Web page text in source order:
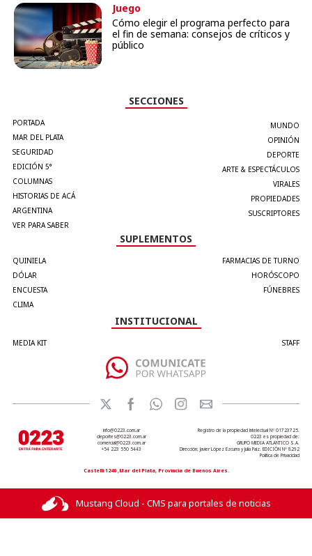
Juego
Cómo elegir el programa perfecto para
el fin de semana: consejos de críticos y
público
SECCIONES
PORTADA
MAR DEL PLATA
SEGURIDAD
EDICIÓN 5°
COLUMNAS
HISTORIAS DE ACÁ
ARGENTINA
VER PARA SABER
MUNDO
OPINIÓN
DEPORTE
ARTE & ESPECTÁCULOS
VIRALES
PROPIEDADES
SUSCRIPTORES
SUPLEMENTOS
QUINIELA
DÓLAR
ENCUESTA
CLIMA
FARMACIAS DE TURNO
HORÓSCOPO
FÚNEBRES
INSTITUCIONAL
MEDIA KIT STAFF
info@0223.com.ar
deportes@0223.com.ar
comercial@0223.com.ar
+54 223 550 5443
Registro de la propiedad intelectual Nº 01723725.
0223 es propiedad de:
GRUPO MEDIA ATLANTICO S.A.
Dirección: Javier López Ezcurra y Julia Paiz. EDICIÓN Nº 8292
Política de Privacidad
Castelli 1240 ,Mar del Plata, Provincia de Buenos Aires.
Mustang Cloud - CMS para portales de noticias